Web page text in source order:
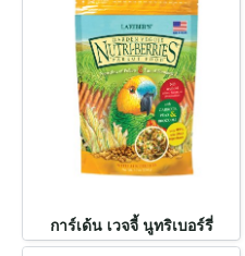
การ์เด้น เวจจี้ นูทริเบอร์รี่